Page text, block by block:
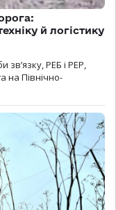
й логістику
зв’язку, РЕБ і РЕР,
на Північно-